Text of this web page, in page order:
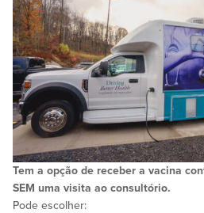
Tem a opção de receber a vacina
SEM uma visita ao consultório.
Pode escolher: